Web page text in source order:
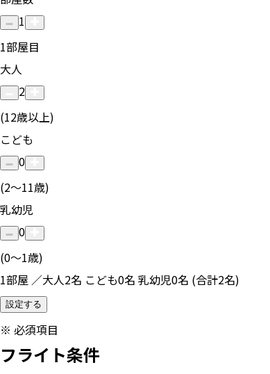
1
1部屋目
大人
2
(12歳以上)
こども
0
(2〜11歳)
乳幼児
0
(0〜1歳)
1部屋 ／大人2名 こども0名 乳幼児0名 (合計2名)
設定する
※ 必須項目
フライト条件